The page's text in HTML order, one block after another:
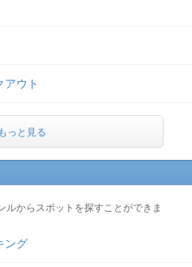
アウト
っと見る
ルからスポットを探すことができま
ング